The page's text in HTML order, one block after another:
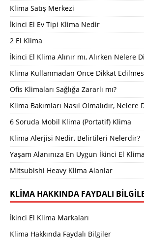
Klima Satış Merkezi
İkinci El Ev Tipi Klima Nedir
2 El Klima
İkinci El Klima Alınır mı, Alırken Nelere
Klima Kullanmadan Önce Dikkat
Ofis Klimaları Sağlığa Zararlı mı?
Klima Bakımları Nasıl Olmalıdır,
6 Soruda Mobil Klima (Portatif) Klima
Klima Alerjisi Nedir, Belirtileri Nelerdir?
Yaşam Alanınıza En Uygun İkinci El
Mitsubishi Heavy Klima Alanlar
KLIMA HAKKINDA FAYDALI
İkinci El Klima Markaları
Klima Hakkında Faydalı Bilgiler